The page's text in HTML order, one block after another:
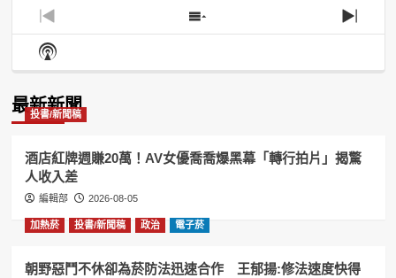
Previous
Episode
Show
Episodes
Next
Show
Podcast
最新新聞
投書/新聞稿
酒店紅牌週賺20萬！AV女優喬喬爆黑幕「轉行拍片」揭驚
人收入差
編輯部 2026-08-05
加熱菸 投書/新聞稿 政治 電子菸
朝野惡鬥不休卻為菸防法迅速合作 王郁揚:修法速度快得